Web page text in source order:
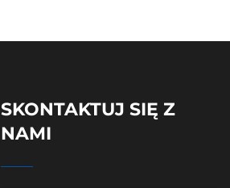
SKONTAKTUJ SIĘ Z
NAMI